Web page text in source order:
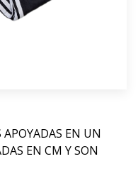
EN UN
EN CM Y SON